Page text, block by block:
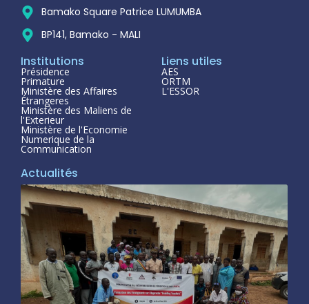
Bamako Square Patrice LUMUMBA
BP141, Bamako - MALI
Institutions
Présidence
Primature
Ministère des Affaires
Étrangeres
Ministère des Maliens de
l'Exterieur
Ministère de l'Economie
Numerique de la
Communication
Liens utiles
AES
ORTM
L'ESSOR
Actualités